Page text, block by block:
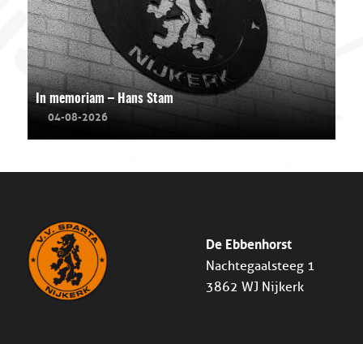
In memoriam – Hans Stam
04-08-2026
De Ebbenhorst
Nachtegaalsteeg 1
3862 WJ Nijkerk